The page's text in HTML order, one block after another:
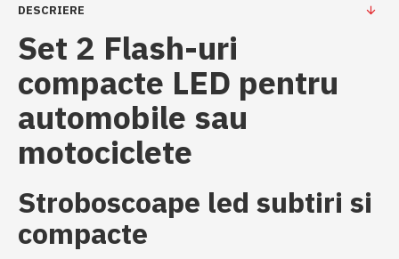
DESCRIERE
Set 2 Flash-uri
compacte LED pentru
automobile sau
motociclete
Stroboscoape led subtiri si
compacte